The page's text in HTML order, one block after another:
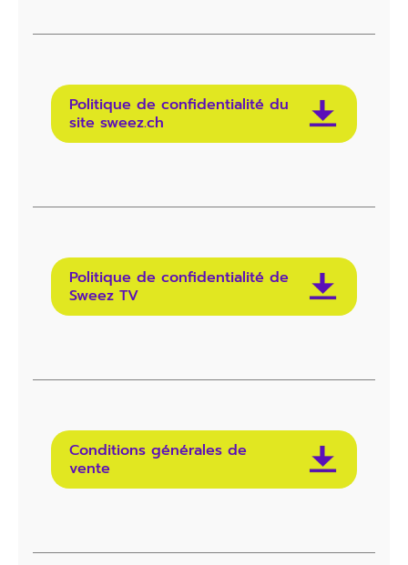
Politique de confidentialité du
site sweez.ch
Politique de confidentialité de
Sweez TV
Conditions générales de
vente